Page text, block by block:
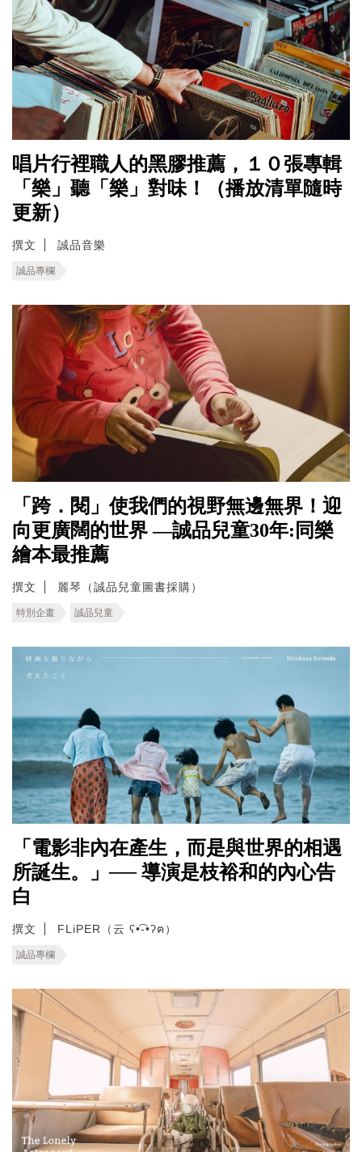
唱片行裡職人的黑膠推薦，１０張專輯
「樂」聽「樂」對味！（播放清單隨時
更新）
撰文 誠品音樂
誠品專欄
「跨．閱」使我們的視野無邊無界！迎
向更廣闊的世界 —誠品兒童30年:同樂
繪本最推薦
撰文 麗琴（誠品兒童圖書採購）
特別企畫 誠品兒童
「電影非內在產生，而是與世界的相遇
所誕生。」── 導演是枝裕和的內心告
白
撰文 FLiPER（云 ʕ•͡-•ʔฅ）
誠品專欄